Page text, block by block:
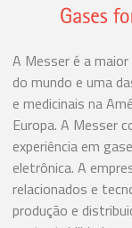
A Messer é a
do mundo e uma
e medicinais na
Europa. A Messer
experiência em
eletrônica. A
relacionados e
produção e